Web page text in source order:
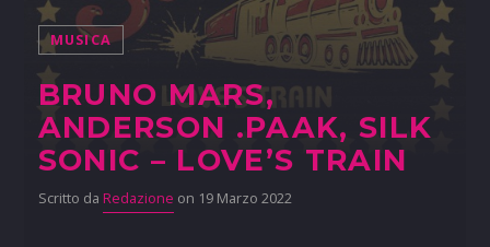
MUSICA
BRUNO MARS,
ANDERSON .PAAK, SILK
SONIC – LOVE’S TRAIN
Scritto da Redazione on 19 Marzo 2022